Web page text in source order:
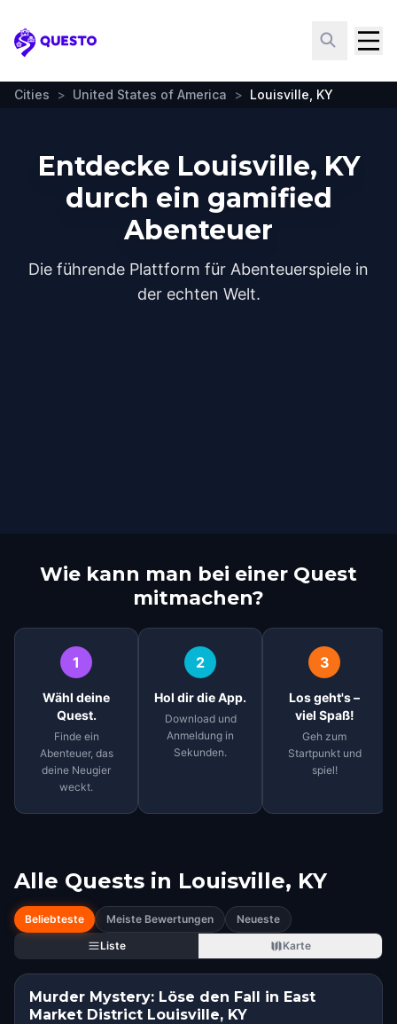
Questo
Cities > United States of America > Louisville, KY
Entdecke Louisville, KY
durch ein gamified
Abenteuer
Die führende Plattform für Abenteuerspiele in
der echten Welt.
Wie kann man bei einer Quest
mitmachen?
1
Wähl deine
Quest.
Finde ein
Abenteuer, das
deine Neugier
weckt.
2
Hol dir die App.
Download und
Anmeldung in
Sekunden.
3
Los geht's –
viel Spaß!
Geh zum
Startpunkt und
spiel!
Alle Quests in Louisville, KY
Beliebteste Meiste Bewertungen
Neueste
Liste
Karte
Murder Mystery: Löse den Fall in East
Market District Louisville, KY